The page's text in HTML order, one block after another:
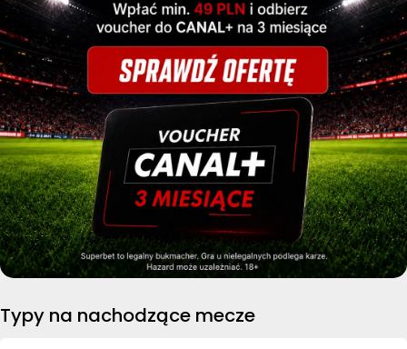
Typy na nachodzące mecze